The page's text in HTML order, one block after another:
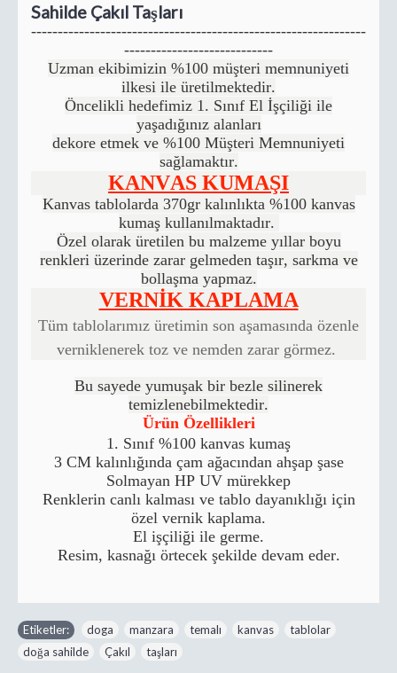
Sahilde Çakıl Taşları
---------------------------------------------------------------
----------------------------
Uzman ekibimizin %100 müşteri memnuniyeti
ilkesi ile üretilmektedir.
Öncelikli hedefimiz 1. Sınıf El İşçiliği ile
yaşadığınız alanları
dekore etmek ve %100 Müşteri Memnuniyeti
sağlamaktır.
KANVAS KUMAŞI
Kanvas tablolarda 370gr kalınlıkta %100 kanvas
kumaş kullanılmaktadır.
Özel olarak üretilen bu malzeme yıllar boyu
renkleri üzerinde zarar gelmeden taşır, sarkma ve
bollaşma yapmaz.
VERNİK KAPLAMA
Tüm tablolarımız üretimin son aşamasında özenle
verniklenerek toz ve nemden zarar görmez.
Bu sayede yumuşak bir bezle silinerek
temizlenebilmektedir.
Ürün Özellikleri
1. Sınıf %100 kanvas kumaş
3 CM kalınlığında çam ağacından ahşap şase
Solmayan HP UV mürekkep
Renklerin canlı kalması ve tablo dayanıklığı için
özel vernik kaplama.
El işçiliği ile germe.
Resim, kasnağı örtecek şekilde devam eder.
Etiketler: doga manzara temalı kanvas tablolar
doğa sahilde
Çakıl taşları